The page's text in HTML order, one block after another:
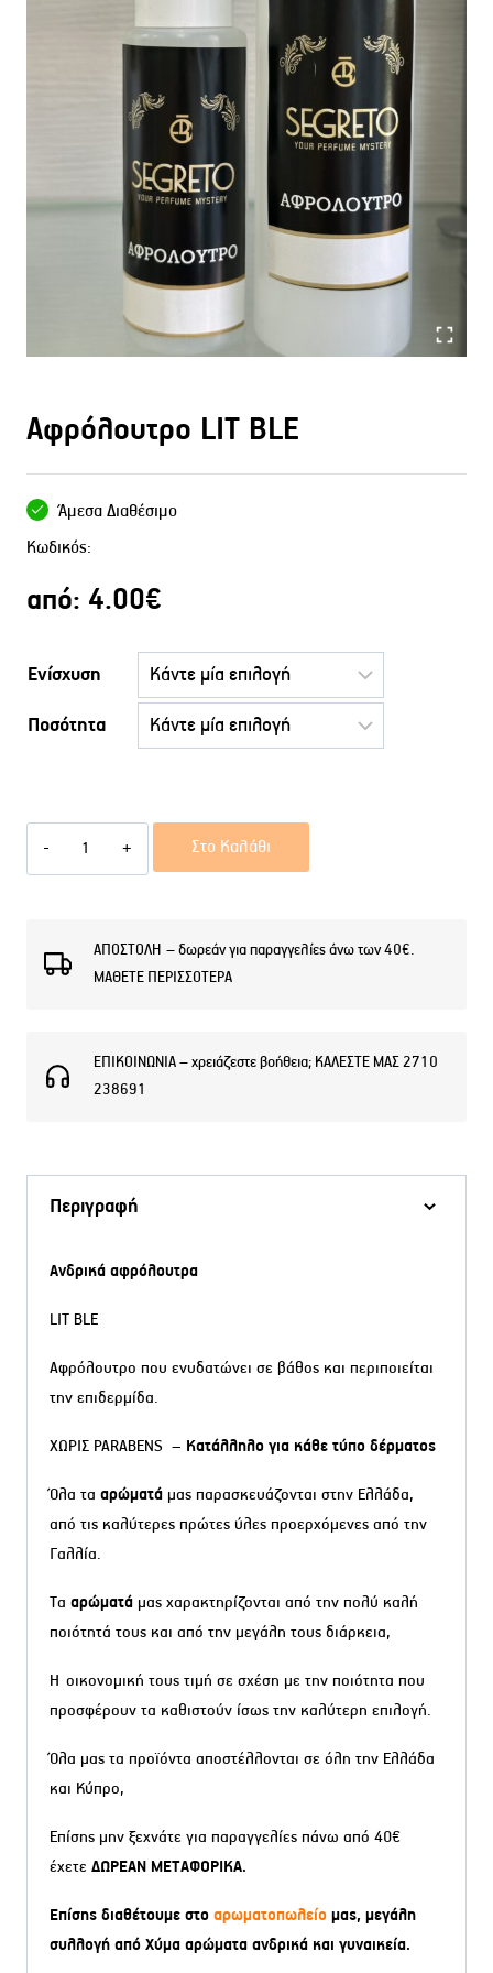
Αφρόλουτρο LIT BLE
Άμεσα Διαθέσιμο
Κωδικός:
από: 4.00€
Ενίσχυση
Ποσότητα
Αφρόλουτρο
LIT
ποσότητα
Στο Καλάθι
ΑΠΟΣΤΟΛΗ – δωρεάν για παραγγελίες άνω των 40€.
ΜΑΘΕΤΕ ΠΕΡΙΣΣΟΤΕΡΑ
ΕΠΙΚΟΙΝΩΝΙΑ – χρειάζεστε βοήθεια; ΚΑΛΕΣΤΕ ΜΑΣ 2710
238691
Περιγραφή
Ανδρικά αφρόλουτρα
LIT BLE
Αφρόλουτρο που ενυδατώνει σε βάθος και περιποιείται
την επιδερμίδα.
ΧΩΡΙΣ PARABENS – Κατάλληλο για κάθε τύπο δέρματος
Όλα τα αρώματά μας παρασκευάζονται στην Ελλάδα,
από τις καλύτερες πρώτες ύλες προερχόμενες από την
Γαλλία.
Τα αρώματά μας χαρακτηρίζονται από την πολύ καλή
ποιότητά τους και από την μεγάλη τους διάρκεια,
Η οικονομική τους τιμή σε σχέση με την ποιότητα που
προσφέρουν τα καθιστούν ίσως την καλύτερη επιλογή.
Όλα μας τα προϊόντα αποστέλλονται σε όλη την Ελλάδα
και Κύπρο,
Επίσης μην ξεχνάτε για παραγγελίες πάνω από 40€
έχετε ΔΩΡΕΑΝ ΜΕΤΑΦΟΡΙΚΑ.
Επίσης διαθέτουμε στο αρωματοπωλείο μας, μεγάλη
συλλογή από Χύμα αρώματα ανδρικά και γυναικεία.